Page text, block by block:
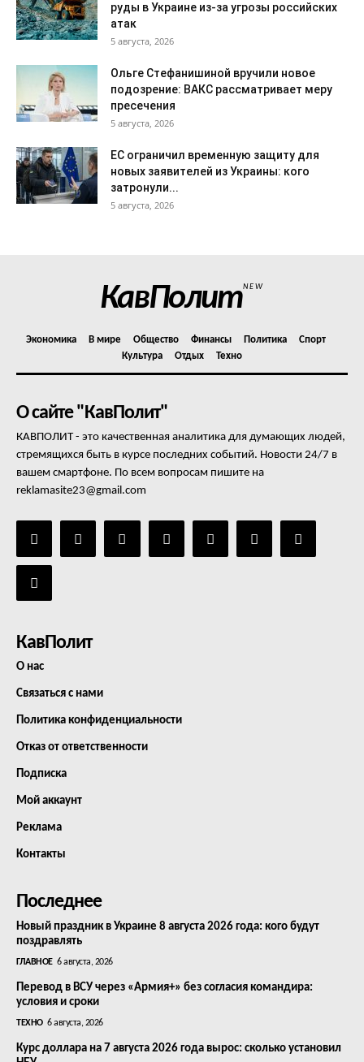
руды в Украине из-за угрозы российских
атак
5 августа, 2026
Ольге Стефанишиной вручили новое
подозрение: ВАКС рассматривает меру
пресечения
5 августа, 2026
ЕС ограничил временную защиту для
новых заявителей из Украины: кого
затронули...
5 августа, 2026
КавПолитNEW
Экономика В мире Общество Финансы Политика
Спорт
Культура
Отдых Техно
О сайте "КавПолит"
КАВПОЛИТ - это качественная аналитика для думающих людей,
стремящихся быть в курсе последних событий. Новости 24/7 в
вашем смартфоне. По всем вопросам пишите на
reklamasite23@gmail.com
КавПолит
О нас
Связаться с нами
Политика конфиденциальности
Отказ от ответственности
Подписка
Мой аккаунт
Реклама
Контакты
Последнее
Новый праздник в Украине 8 августа 2026 года: кого будут
поздравлять
ГЛАВНОЕ 6 августа, 2026
Перевод в ВСУ через «Армия+» без согласия командира:
условия и сроки
ТЕХНО 6 августа, 2026
Курс доллара на 7 августа 2026 года вырос: сколько установил